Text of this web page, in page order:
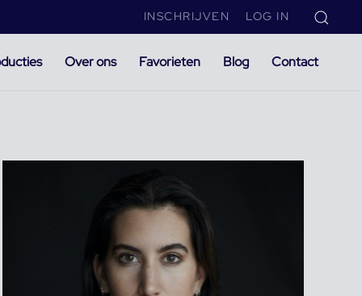
INSCHRIJVEN LOG IN
Over ons Favorieten Blog Contact